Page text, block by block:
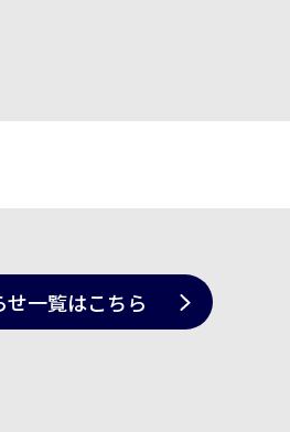
せ一覧はこちら